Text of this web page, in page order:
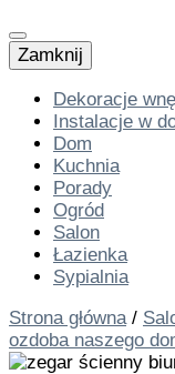
Zamknij
Dekoracje
Instalacje w
Dom
Kuchnia
Porady
Ogród
Salon
Łazienka
Sypialnia
Strona główna /
ozdoba naszego